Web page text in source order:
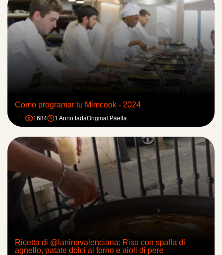
Como programar tu Mimcook - 2024
1684 1 Anno fadaOriginal Paella
Ricetta di @laninavalenciana: Riso con spalla di
agnello, patate dolci al forno e aioli di pere